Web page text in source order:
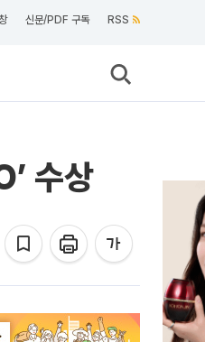
신문/PDF 구독 RSS
수상